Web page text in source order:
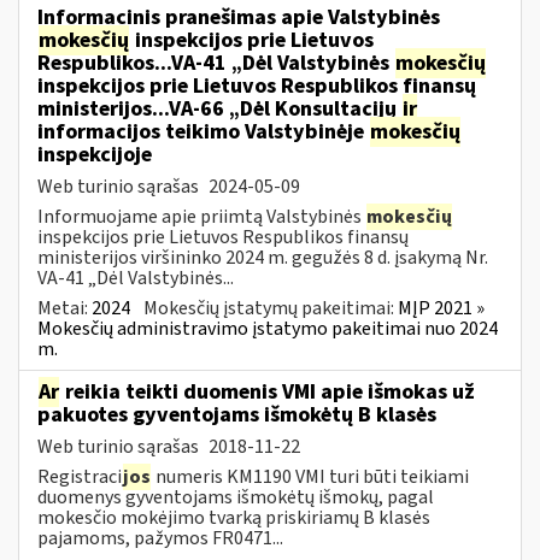
Informacinis pranešimas apie Valstybinės
mokesčių inspekcijos prie Lietuvos
Respublikos...VA-41 „Dėl Valstybinės mokesčių
inspekcijos prie Lietuvos Respublikos finansų
ministerijos...VA-66 „Dėl Konsultacijų ir
informacijos teikimo Valstybinėje mokesčių
inspekcijoje
Web turinio sąrašas 2024-05-09
Informuojame apie priimtą Valstybinės mokesčių
inspekcijos prie Lietuvos Respublikos finansų
ministerijos viršininko 2024 m. gegužės 8 d. įsakymą Nr.
VA-41 „Dėl Valstybinės...
Metai: 2024 Mokesčių įstatymų pakeitimai: MĮP 2021 »
Mokesčių administravimo įstatymo pakeitimai nuo 2024
m.
Ar reikia teikti duomenis VMI apie išmokas už
pakuotes gyventojams išmokėtų B klasės
Web turinio sąrašas 2018-11-22
Registracijos numeris KM1190 VMI turi būti teikiami
duomenys gyventojams išmokėtų išmokų, pagal
mokesčio mokėjimo tvarką priskiriamų B klasės
pajamoms, pažymos FR0471...